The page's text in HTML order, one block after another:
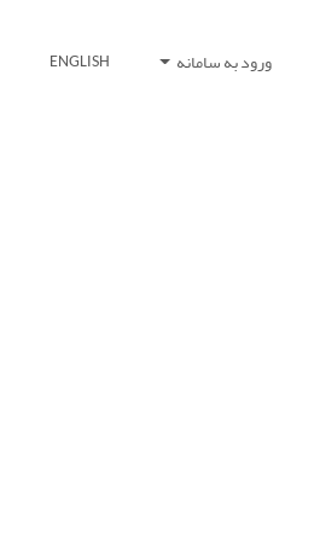
ورود به سامانه ENGLISH